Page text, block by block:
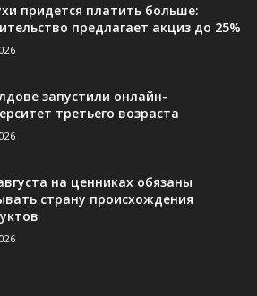
придется платить больше:
предлагает акциз до 25%
запустили онлайн-
третьего возраста
на ценниках обязаны
страну происхождения